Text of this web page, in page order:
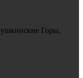
Горы,